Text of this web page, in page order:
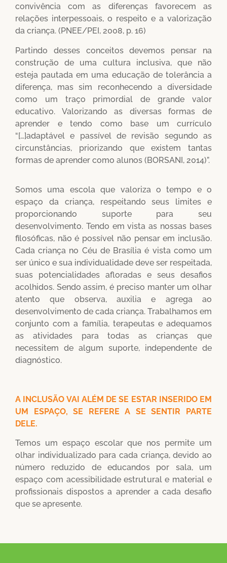
convivência com as diferenças favorecem as
relações interpessoais, o respeito e a valorização
da criança. (PNEE/PEI, 2008, p. 16)
Partindo desses conceitos devemos pensar na
construção de uma cultura inclusiva, que não
esteja pautada em uma educação de tolerância a
diferença, mas sim reconhecendo a diversidade
como um traço primordial de grande valor
educativo. Valorizando as diversas formas de
aprender e tendo como base um currículo
“[…]adaptável e passível de revisão segundo as
circunstâncias, priorizando que existem tantas
formas de aprender como alunos (BORSANI, 2014)”.
Somos uma escola que valoriza o tempo e o
espaço da criança, respeitando seus limites e
proporcionando suporte para seu
desenvolvimento. Tendo em vista as nossas bases
filosóficas, não é possível não pensar em inclusão.
Cada criança no Céu de Brasília é vista como um
ser único e sua individualidade deve ser respeitada,
suas potencialidades afloradas e seus desafios
acolhidos. Sendo assim, é preciso manter um olhar
atento que observa, auxilia e agrega ao
desenvolvimento de cada criança. Trabalhamos em
conjunto com a família, terapeutas e adequamos
as atividades para todas as crianças que
necessitem de algum suporte, independente de
diagnóstico.
A INCLUSÃO VAI ALÉM DE SE ESTAR INSERIDO EM
UM ESPAÇO, SE REFERE A SE SENTIR PARTE
DELE.
Temos um espaço escolar que nos permite um
olhar individualizado para cada criança, devido ao
número reduzido de educandos por sala, um
espaço com acessibilidade estrutural e material e
profissionais dispostos a aprender a cada desafio
que se apresente.